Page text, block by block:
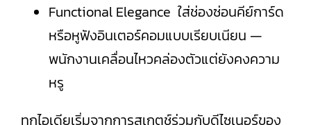
Functional Elegance ใส่ช่องซ่อนคีย์การ์ด
หรือหูฟังอินเตอร์คอมแบบเรียบเนียน —
พนักงานเคลื่อนไหวคล่องตัวแต่ยังคงความ
หรู
ทุกไอเดียเริ่มจากการสเกตช์ร่วมกับดีไซเนอร์ของ